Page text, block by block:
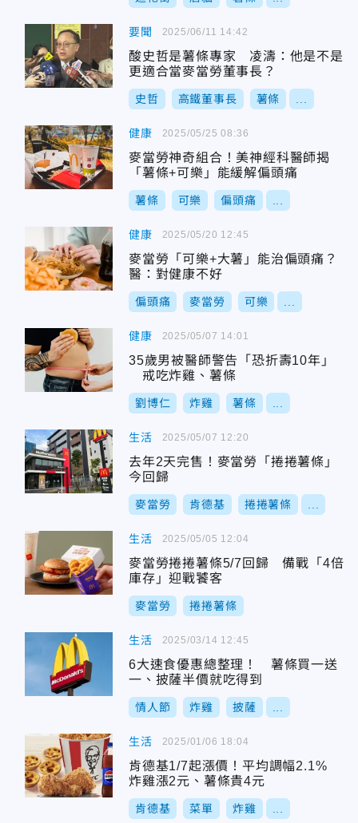
要聞
酸史哲是薯條專家 凌濤：他是不是
更適合當麥當勞董事長？
史哲 高鐵董事長 薯條
2025/06/11 14:42
健康
麥當勞神奇組合！美神經科醫師揭
「薯條+可樂」能緩解偏頭痛
薯條 可樂 偏頭痛
2025/05/25 08:36
健康
麥當勞「可樂+大薯」能治偏頭痛？
醫：對健康不好
偏頭痛 麥當勞 可樂
2025/05/20 12:45
健康
35歲男被醫師警告「恐折壽10年」
戒吃炸雞、薯條
劉博仁 炸雞 薯條
2025/05/07 14:01
生活
去年2天完售！麥當勞「捲捲薯條」
今回歸
麥當勞 肯德基 捲捲薯條
2025/05/07 12:20
生活
麥當勞捲捲薯條5/7回歸 備戰「4倍
庫存」迎戰饕客
麥當勞 捲捲薯條
2025/05/05 12:04
生活
6大速食優惠總整理！ 薯條買一送
一、披薩半價就吃得到
情人節 炸雞 披薩
2025/03/14 12:45
生活
肯德基1/7起漲價！平均調幅2.1%
炸雞漲2元、薯條貴4元
肯德基 菜單 炸雞
2025/01/06 18:04